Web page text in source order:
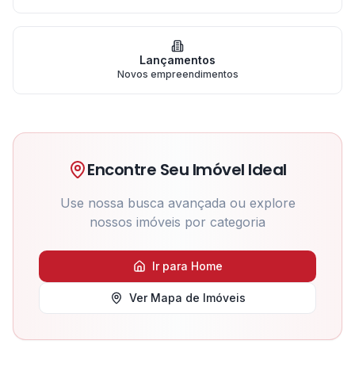
Lançamentos
Novos empreendimentos
Encontre Seu Imóvel Ideal
Use nossa busca avançada ou explore
nossos imóveis por categoria
Ir para Home
Ver Mapa de Imóveis